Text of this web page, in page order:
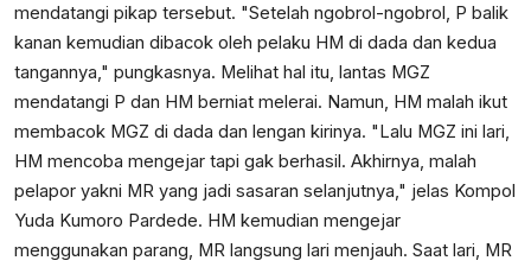
mendatangi pikap tersebut. "Setelah ngobrol-ngobrol, P balik
kanan kemudian dibacok oleh pelaku HM di dada dan kedua
tangannya," pungkasnya. Melihat hal itu, lantas MGZ
mendatangi P dan HM berniat melerai. Namun, HM malah ikut
membacok MGZ di dada dan lengan kirinya. "Lalu MGZ ini lari,
HM mencoba mengejar tapi gak berhasil. Akhirnya, malah
pelapor yakni MR yang jadi sasaran selanjutnya," jelas Kompol
Yuda Kumoro Pardede. HM kemudian mengejar
menggunakan parang, MR langsung lari menjauh. Saat lari, MR